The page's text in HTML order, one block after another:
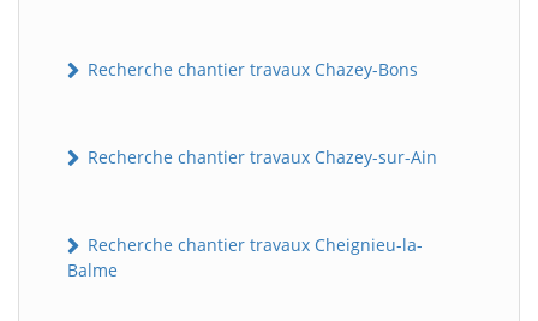
Recherche chantier travaux Chazey-Bons
Recherche chantier travaux Chazey-sur-Ain
Recherche chantier travaux Cheignieu-la-
Balme